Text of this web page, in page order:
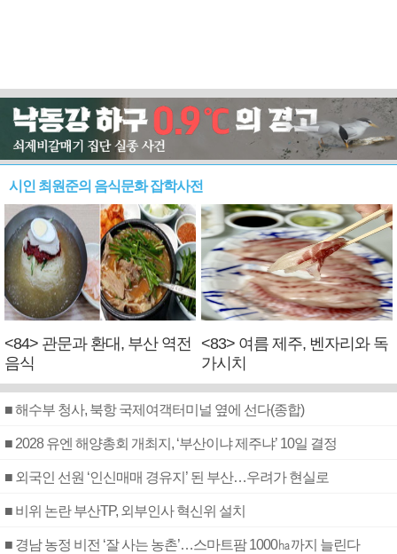
시인 최원준의 음식문화 잡학사전
<84> 관문과 환대, 부산 역전
음식
<83> 여름 제주, 벤자리와 독
가시치
■ 해수부 청사, 북항 국제여객터미널 옆에 선다(종합)
■ 2028 유엔 해양총회 개최지, ‘부산이냐 제주냐’ 10일 결정
■ 외국인 선원 ‘인신매매 경유지’ 된 부산…우려가 현실로
■ 비위 논란 부산TP, 외부인사 혁신위 설치
■ 경남 농정 비전 ‘잘 사는 농촌’…스마트팜 1000㏊까지 늘린다